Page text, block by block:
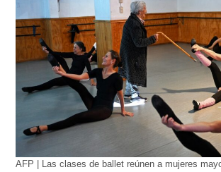
AFP | Las clases de ballet reúnen a mujeres